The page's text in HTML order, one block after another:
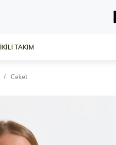
İKİLİ TAKIM
Ceket